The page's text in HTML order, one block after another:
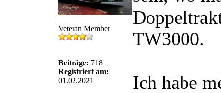
Veteran Member
Beiträge: 718
Registriert am:
01.02.2021
TW3000.
Ich habe